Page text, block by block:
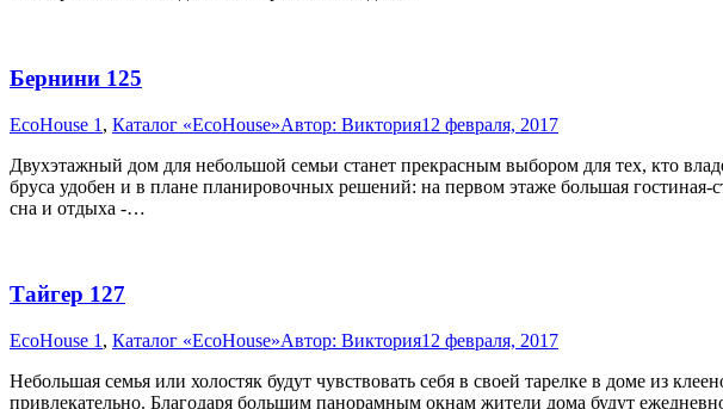
Бернини 125
EcoHouse 1 , Каталог «EcoHouse»Автор: Виктория12 февраля, 2017
Двухэтажный дом для небольшой семьи станет прекрасным выбором для тех, кто
бруса удобен и в плане планировочных решений: на первом этаже большая гостиная-
сна и отдыха -…
Тайгер 127
EcoHouse 1 , Каталог «EcoHouse»Автор: Виктория12 февраля, 2017
Небольшая семья или холостяк будут чувствовать себя в своей тарелке в доме из
привлекательно. Благодаря большим панорамным окнам жители дома будут